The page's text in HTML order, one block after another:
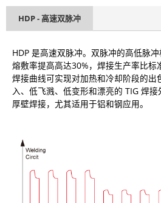
HDP - 高速双脉冲
HDP 是高速双脉冲。双脉冲的高低脉冲
熔敷率提高高达30%，焊接生产率比标
焊接曲线可实现对加热和冷却阶段的出
入、低飞溅、低变形和漂亮的 TIG 焊
厚壁焊接，尤其适用于铝和钢应用。